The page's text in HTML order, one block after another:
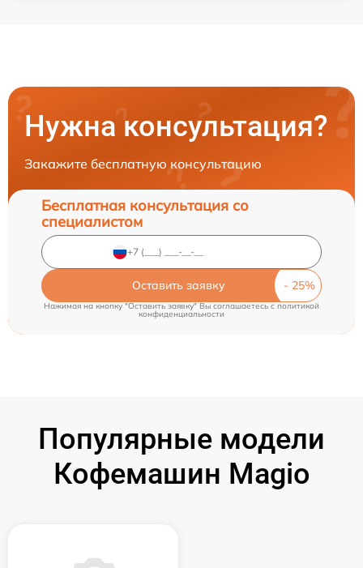
Нужна консультация?
Закажите бесплатную консультацию
Бесплатная консультация со
специалистом
Оставить заявку
Нажимая на кнопку "Оставить заявку" Вы соглашаетесь cполитикой
конфиденциальности
Популярные модели
Кофемашин Magio